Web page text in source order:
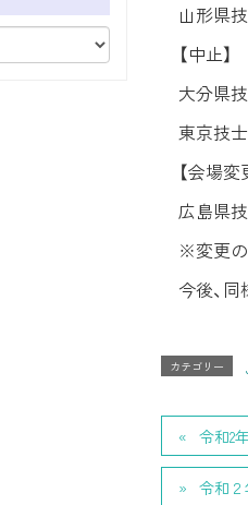
山形県
【中止】
大分
東京
【会場変
広島
※変更の
今後、
カテゴリー
令和2
令和